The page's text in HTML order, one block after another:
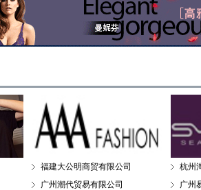
福建大公明商贸有限公司
杭州
广州潮代贸易有限公司
广州